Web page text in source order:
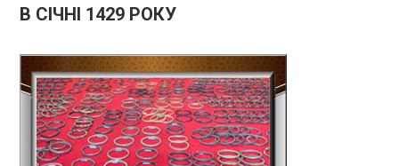
В СІЧНІ 1429 РОКУ